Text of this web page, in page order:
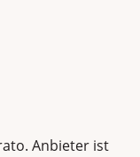
Anbieter ist